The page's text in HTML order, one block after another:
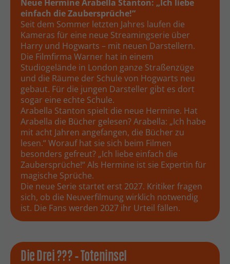
Neue Hermine Arabella Stanton: „Ich liebe
einfach die Zaubersprüche!“
Seit dem Sommer letzten Jahres laufen die
Kameras für eine neue Streamingserie über
Harry und Hogwarts – mit neuen Darstellern.
Die Filmfirma Warner hat in einem
Studiogelände in London ganze Straßenzüge
und die Räume der Schule von Hogwarts neu
gebaut. Für die jungen Darsteller gibt es dort
sogar eine echte Schule.
Arabella Stanton spielt die neue Hermine. Hat
Arabella die Bücher gelesen? Arabella: „Ich habe
mit acht Jahren angefangen, die Bücher zu
lesen.“ Worauf hat sie sich beim Filmen
besonders gefreut? „Ich liebe einfach die
Zaubersprüche!“ Als Hermine ist sie Expertin für
magische Sprüche.
Die neue Serie startet erst 2027. Kritiker fragen
sich, ob die Neuverfilmung wirklich notwendig
ist. Die Fans werden 2027 ihr Urteil fällen.
Die Drei ??? – Toteninsel